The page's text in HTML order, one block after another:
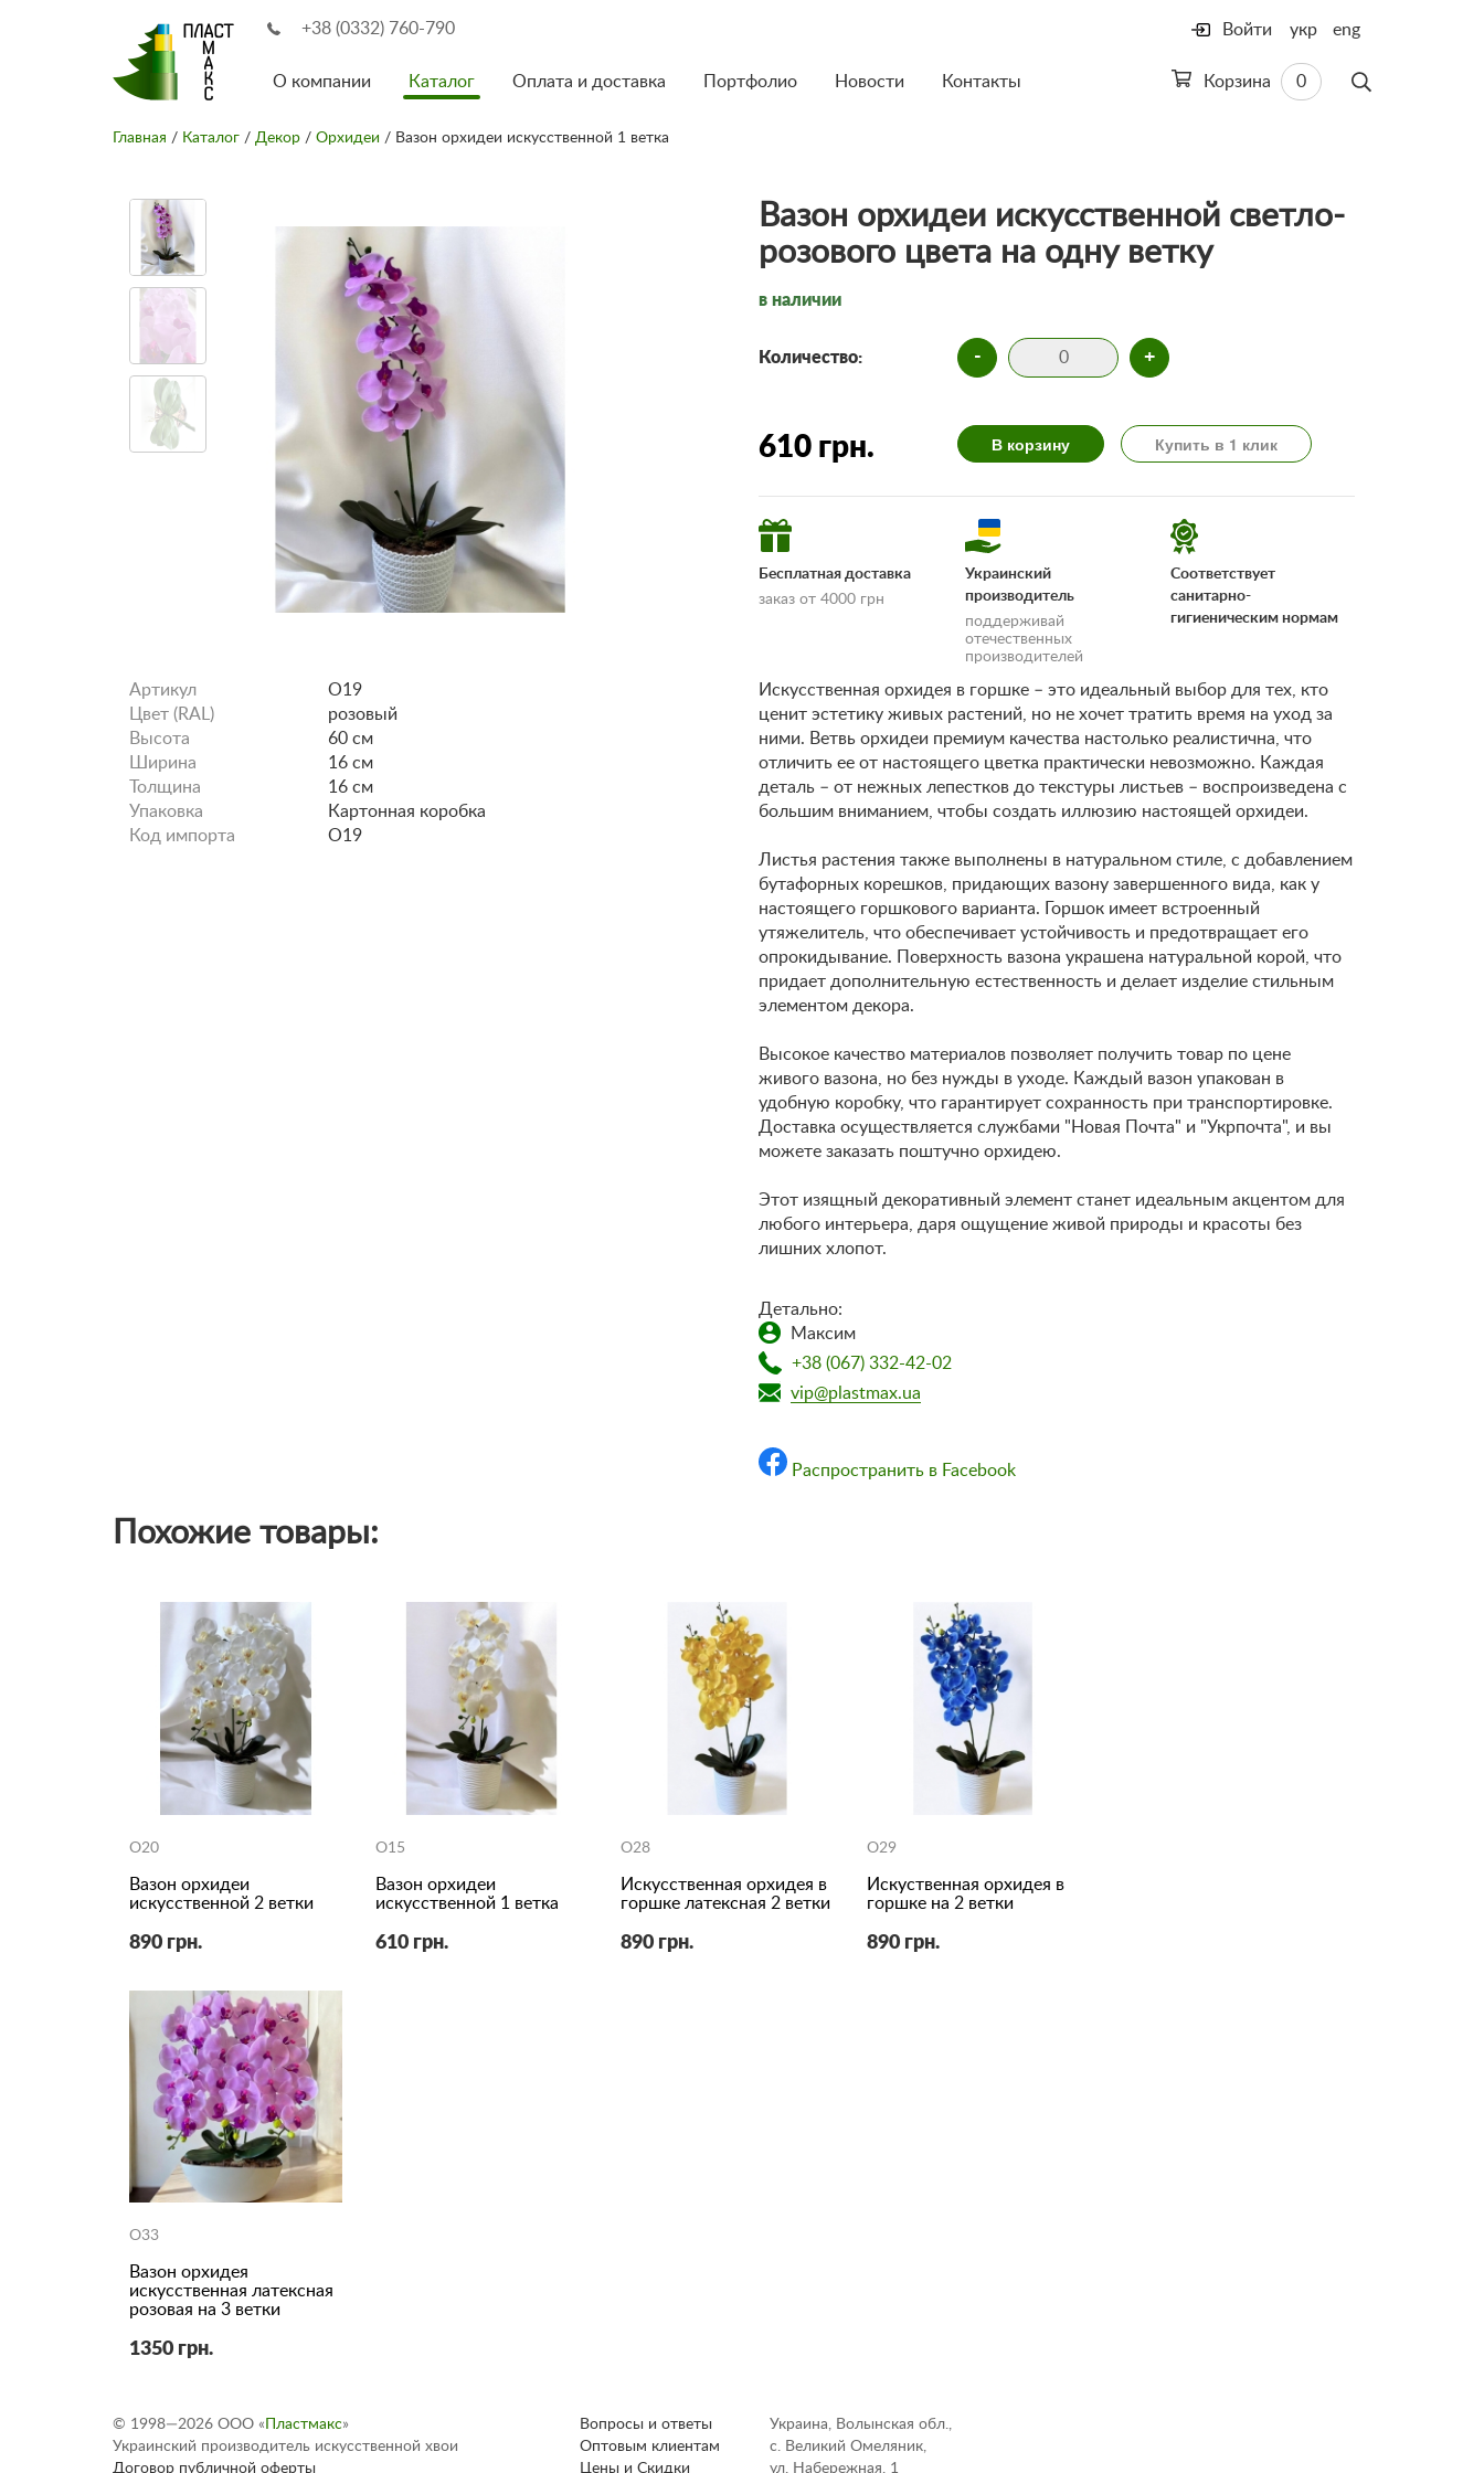
+38 (0332) 760-790 Войти
Корзина 0
О компании Каталог Оплата и доставка Портфолио Новости Контакты
укр eng
Главная / Каталог / Декор / Орхидеи / Вазон орхидеи искусственной 1 ветка
Вазон орхидеи искусственной светло-
розового цвета на одну ветку
в наличии
Количество: - +
610 грн. В корзину Купить в 1 клик
Бесплатная доставка
заказ от 4000 грн
Украинский
производитель
поддерживай
отечественных
производителей
Соответствует
санитарно-
гигиеническим нормам
Артикул
O19
Цвет (RAL)
розовый
Высота
60 см
Ширина
16 см
Толщина
16 см
Упаковка
Картонная коробка
Код импорта
O19
Искусственная орхидея в горшке – это идеальный выбор для тех, кто
ценит эстетику живых растений, но не хочет тратить время на уход за
ними. Ветвь орхидеи премиум качества настолько реалистична, что
отличить ее от настоящего цветка практически невозможно. Каждая
деталь – от нежных лепестков до текстуры листьев – воспроизведена с
большим вниманием, чтобы создать иллюзию настоящей орхидеи.
Листья растения также выполнены в натуральном стиле, с добавлением
бутафорных корешков, придающих вазону завершенного вида, как у
настоящего горшкового варианта. Горшок имеет встроенный
утяжелитель, что обеспечивает устойчивость и предотвращает его
опрокидывание. Поверхность вазона украшена натуральной корой, что
придает дополнительную естественность и делает изделие стильным
элементом декора.
Высокое качество материалов позволяет получить товар по цене
живого вазона, но без нужды в уходе. Каждый вазон упакован в
удобную коробку, что гарантирует сохранность при транспортировке.
Доставка осуществляется службами "Новая Почта" и "Укрпочта", и вы
можете заказать поштучно орхидею.
Этот изящный декоративный элемент станет идеальным акцентом для
любого интерьера, даря ощущение живой природы и красоты без
лишних хлопот.
Детально:
Максим
+38 (067) 332-42-02
vip@plastmax.ua
Распространить в Facebook
Похожие товары:
O20
Вазон орхидеи
искусственной 2 ветки
890 грн.
O15
Вазон орхидеи
искусственной 1 ветка
610 грн.
O28
Искусственная орхидея в
горшке латексная 2 ветки
890 грн.
O29
Искуственная орхидея в
горшке на 2 ветки
890 грн.
O33
Вазон орхидея
искусственная латексная
розовая на 3 ветки
1350 грн.
Украина, Волынская обл.,
с. Великий Омеляник,
ул. Набережная, 1
Вопросы и ответы
Оптовым клиентам
Цены и Скидки
© 1998—2026 ООО « Пластмакс»
Украинский производитель искусственной хвои
Договор публичной оферты